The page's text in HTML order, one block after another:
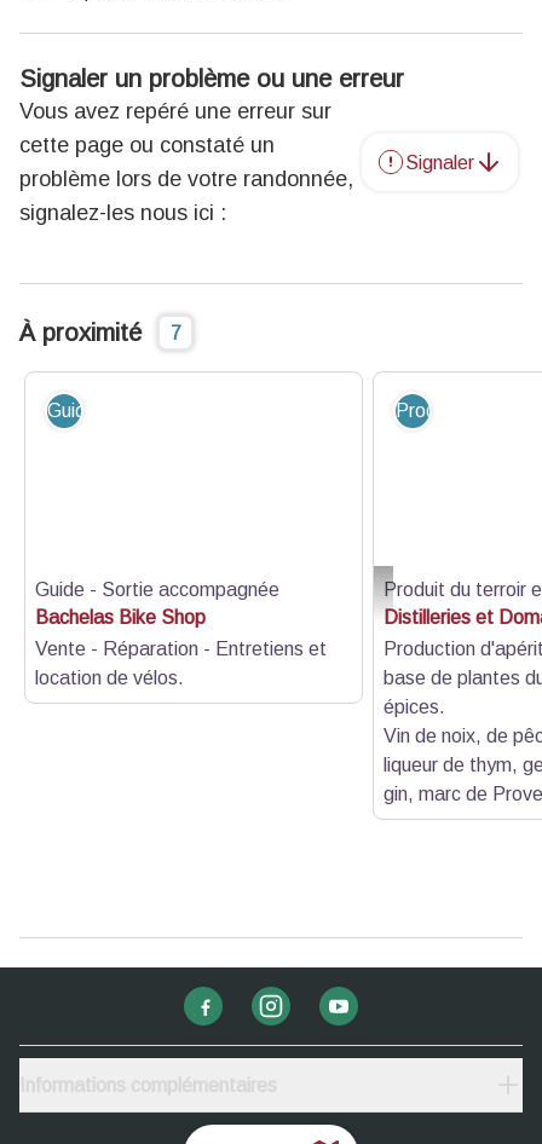
Signaler un problème ou une erreur
Vous avez repéré une erreur sur
cette page ou constaté un
problème lors de votre randonnée,
signalez-les nous ici :
Signaler
À proximité 7
Guide - Sortie accompagnée
Guide - Sortie accompagnée
Bachelas Bike Shop
Vente - Réparation - Entretiens et
location de vélos.
Distilleries et
Produit du
Produit du terroir
Distilleries et
Production
base de plantes
épices.
Vin de noix, de
liqueur de thym,
gin, marc de
Informations complémentaires